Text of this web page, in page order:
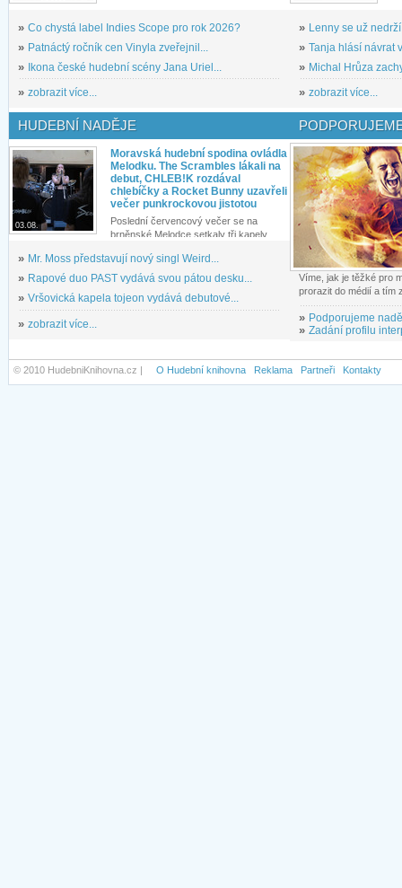
» Co chystá label Indies Scope pro rok 2026?
» Patnáctý ročník cen Vinyla zveřejnil...
»
Ikona české hudební scény Jana Uriel...
» zobrazit více...
» Lenny se už
» Tanja hlásí návrat
» Michal Hrůza
» zobrazit více...
HUDEBNÍ NADĚJE
03.08.
Moravská hudební spodina ovládla
Melodku. The Scrambles lákali na
debut, CHLEB!K rozdával
chlebíčky a Rocket Bunny uzavřeli
večer punkrockovou jistotou
Poslední červencový večer se na
brněnské Melodce setkaly tři kapely...
» Mr. Moss představují nový singl Weird...
» Rapové duo PAST vydává svou pátou desku...
» Vršovická kapela tojeon vydává debutové...
» zobrazit více...
Víme, jak je těžké pro
prorazit do médií a tím
» Podporujeme
» Zadání profilu
© 2010 HudebniKnihovna.cz | O Hudební knihovna Reklama Partneři Kontakty